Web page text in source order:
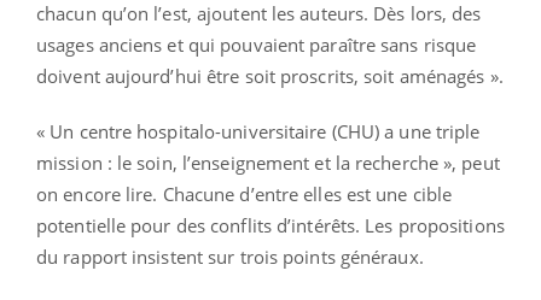
chacun qu’on l’est, ajoutent les auteurs. Dès lors, des
usages anciens et qui pouvaient paraître sans risque
doivent aujourd’hui être soit proscrits, soit aménagés ».
« Un centre hospitalo-universitaire (CHU) a une triple
mission : le soin, l’enseignement et la recherche », peut
on encore lire. Chacune d’entre elles est une cible
potentielle pour des conflits d’intérêts. Les propositions
du rapport insistent sur trois points généraux.